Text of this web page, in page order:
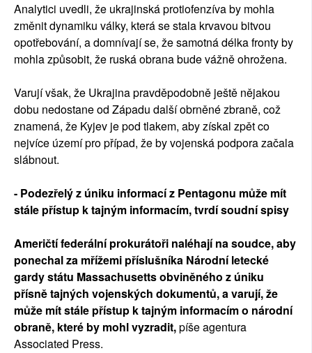
Analytici uvedli, že ukrajinská protiofenzíva by mohla
změnit dynamiku války, která se stala krvavou bitvou
opotřebování, a domnívají se, že samotná délka fronty by
mohla způsobit, že ruská obrana bude vážně ohrožena.
Varují však, že Ukrajina pravděpodobně ještě nějakou
dobu nedostane od Západu další obrněné zbraně, což
znamená, že Kyjev je pod tlakem, aby získal zpět co
nejvíce území pro případ, že by vojenská podpora začala
slábnout.
- Podezřelý z úniku informací z Pentagonu může mít
stále přístup k tajným informacím, tvrdí soudní spisy
Američtí federální prokurátoři naléhají na soudce, aby
ponechal za mřížemi příslušníka Národní letecké
gardy státu Massachusetts obviněného z úniku
přísně tajných vojenských dokumentů, a varují, že
může mít stále přístup k tajným informacím o národní
obraně, které by mohl vyzradit,píše agentura
Associated Press.